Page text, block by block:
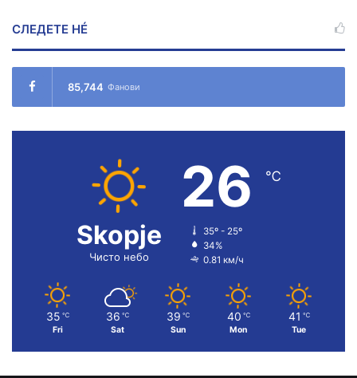
СЛЕДЕТЕ НÉ
85,744 Фанови
Skopje
Чисто небо
26 ℃
35º - 25º
34%
0.81 км/ч
35 ℃
Fri
36 ℃
Sat
39 ℃
Sun
40 ℃
Mon
41 ℃
Tue